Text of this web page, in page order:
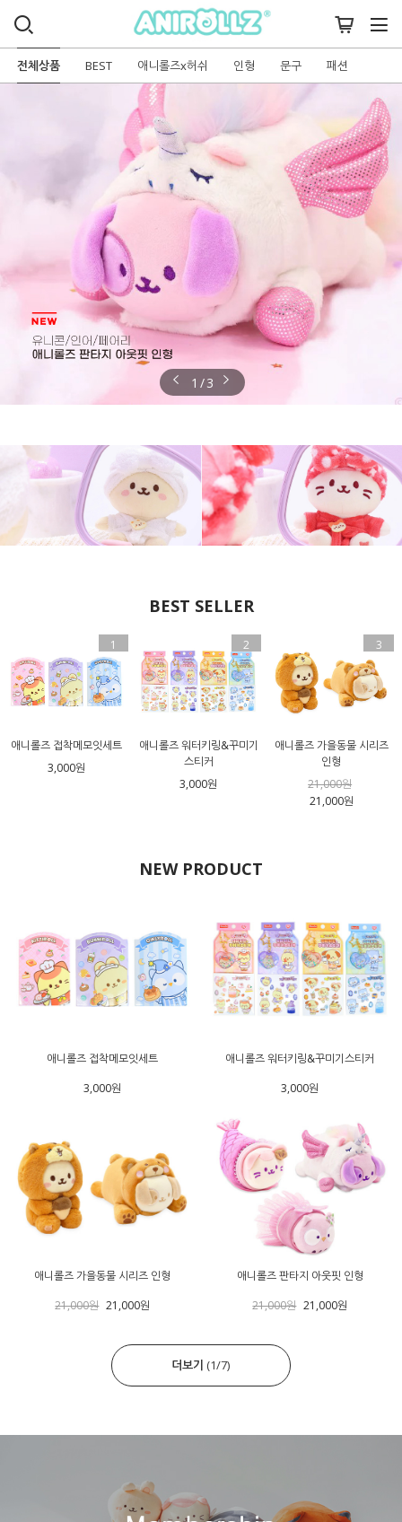
전체상품 BEST 애니롤즈x허쉬 인형 문구 패션
1 / 3
BEST SELLER
1
애니롤즈 접착메모잇세트
3,000원
2
애니롤즈 워터키링&꾸미기
스티커
3,000원
3
애니롤즈 가을동물 시리즈
인형
21,000원
21,000원
NEW PRODUCT
애니롤즈 접착메모잇세트
3,000원
애니롤즈 워터키링&꾸미기스티커
3,000원
애니롤즈 가을동물 시리즈 인형
21,000원 21,000원
애니롤즈 판타지 아웃핏 인형
21,000원 21,000원
더보기 (1/7)